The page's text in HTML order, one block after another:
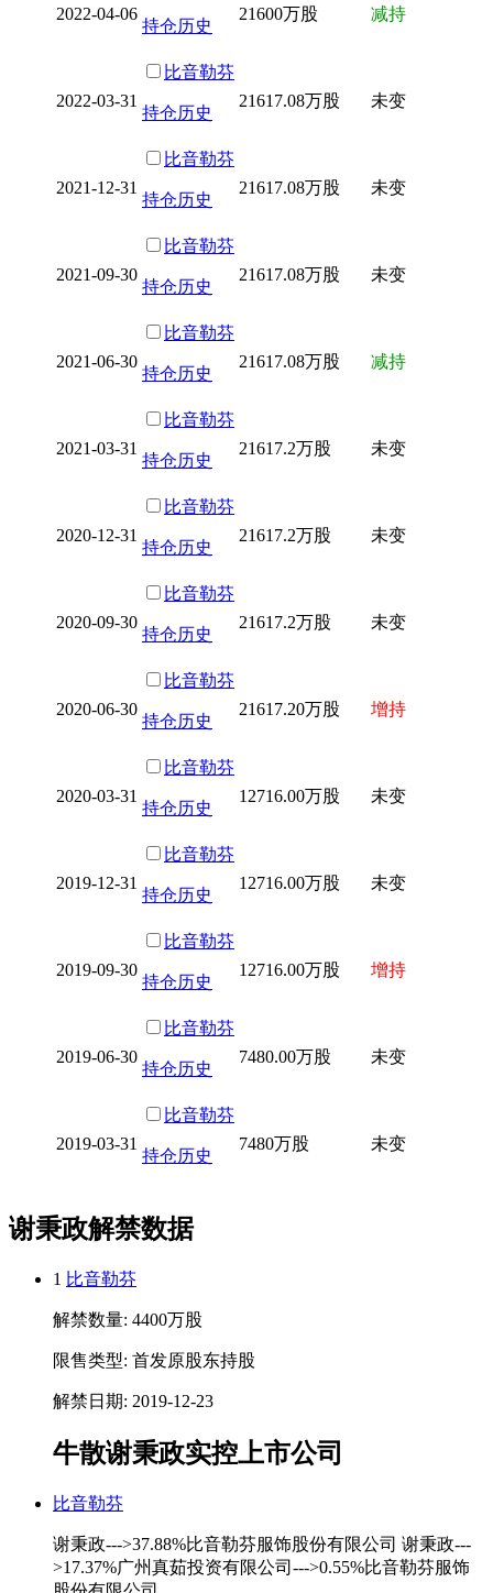
2022-04-06
持仓历史
21600万股 减持
2022-03-31
比音勒芬
持仓历史
21617.08万股 未变
2021-12-31
比音勒芬
持仓历史
21617.08万股 未变
2021-09-30
比音勒芬
持仓历史
21617.08万股 未变
2021-06-30
比音勒芬
持仓历史
21617.08万股 减持
2021-03-31
比音勒芬
持仓历史
21617.2万股 未变
2020-12-31
比音勒芬
持仓历史
21617.2万股 未变
2020-09-30
比音勒芬
持仓历史
21617.2万股 未变
2020-06-30
比音勒芬
持仓历史
21617.20万股 增持
2020-03-31
比音勒芬
持仓历史
12716.00万股 未变
2019-12-31
比音勒芬
持仓历史
12716.00万股 未变
2019-09-30
比音勒芬
持仓历史
12716.00万股 增持
2019-06-30
比音勒芬
持仓历史
7480.00万股 未变
2019-03-31
比音勒芬
持仓历史
7480万股 未变
谢秉政解禁数据
1 比音勒芬
解禁数量: 4400万股
限售类型: 首发原股东持股
解禁日期: 2019-12-23
牛散谢秉政实控上市公司
比音勒芬
谢秉政--->37.88%比音勒芬服饰股份有限公司 谢秉政---
>17.37%广州真茹投资有限公司--->0.55%比音勒芬服饰